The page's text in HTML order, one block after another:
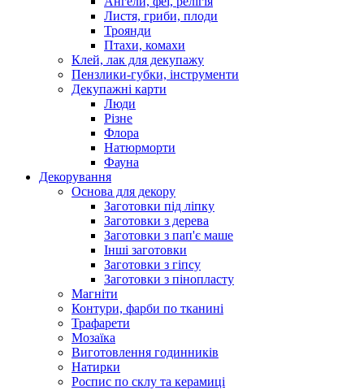
Листя, гриби, плоди
Троянди
Птахи, комахи
Клей, лак для декупажу
Пензлики-губки, інструменти
Декупажні карти
Люди
Різне
Флора
Натюрморти
Фауна
Декорування
Основа для декору
Заготовки під ліпку
Заготовки з дерева
Заготовки з пап'є маше
Інші заготовки
Заготовки з гіпсу
Заготовки з пінопласту
Магніти
Контури, фарби по тканині
Трафарети
Мозаїка
Виготовлення годинників
Натирки
Роспис по склу та керамиці